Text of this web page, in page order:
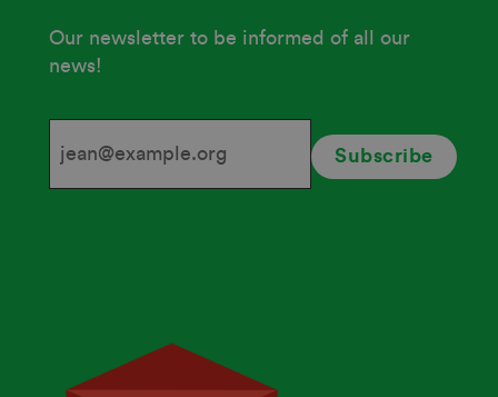
Our newsletter to be informed of all our
news!